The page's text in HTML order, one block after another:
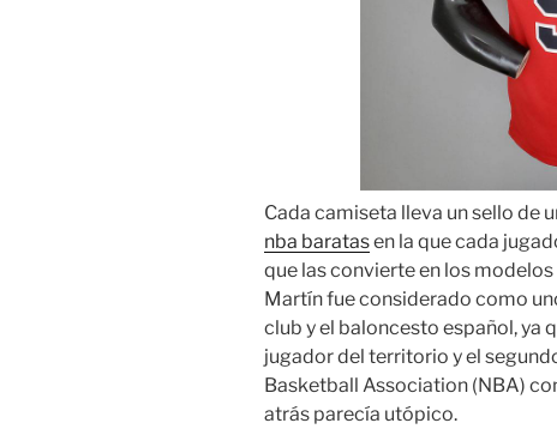
Cada camiseta lleva un sello de
nba baratasen la que cada
que las convierte en los
Martín fue considerado como
club y el baloncesto español, ya
jugador del territorio y el
Basketball Association (NBA)
atrás parecía utópico.